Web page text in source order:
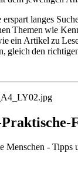
langes
Themen wie
ein Artikel zu
gleich den
Menschen -